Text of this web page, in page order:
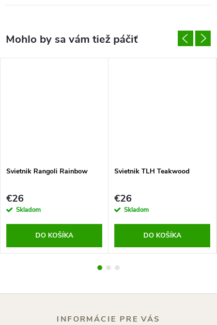
Svietnik Rangoli Rainbow
€26
Skladom
DO KOŠÍKA
Svietnik TLH Teakwood
€26
Skladom
DO KOŠÍKA
INFORMÁCIE PRE VÁS